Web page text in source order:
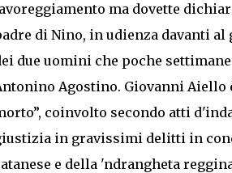
ma dovette
di Nino, in udienza davanti
due uomini che poche
Agostino. Giovanni Aiello
coinvolto secondo atti
in gravissimi delitti in
e della 'ndrangheta